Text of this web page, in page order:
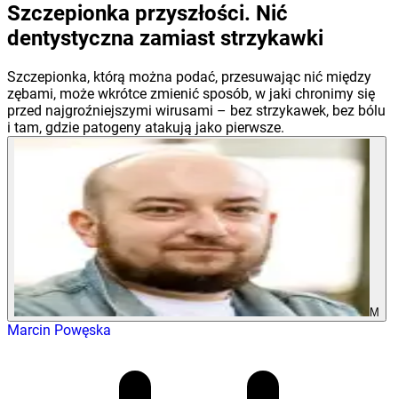
Szczepionka przyszłości. Nić
dentystyczna zamiast strzykawki
Szczepionka, którą można podać, przesuwając nić między
zębami, może wkrótce zmienić sposób, w jaki chronimy się
przed najgroźniejszymi wirusami – bez strzykawek, bez bólu
i tam, gdzie patogeny atakują jako pierwsze.
M
Marcin Powęska